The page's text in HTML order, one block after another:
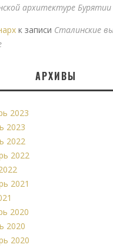
архитектуре Бурятии
к записи Сталинские
АРХИВЫ
2023
2023
2022
2022
2021
2020
2020
2020